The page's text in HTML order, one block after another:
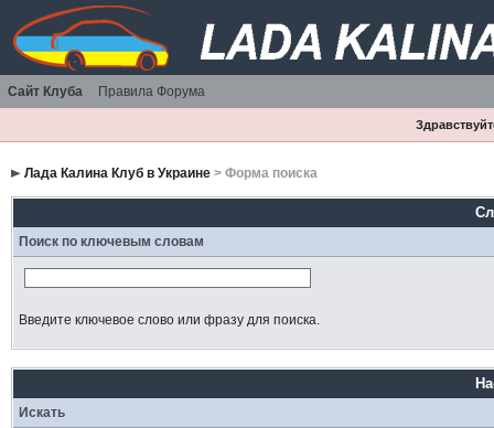
Сайт Клуба Правила Форума
Лада Калина Клуб в Украине> Форма поиска
Поиск по ключевым словам
Введите ключевое слово или фразу для поиска.
Искать